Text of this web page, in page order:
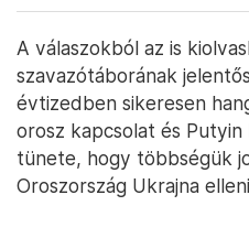
A válaszokból az is
szavazótáborának
évtizedben sikeresen
orosz kapcsolat és
tünete, hogy többségük
Oroszország Ukrajna